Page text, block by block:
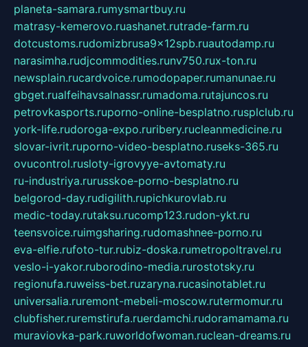
planeta-samara.rumysmartbuy.ru
matrasy-kemerovo.ruashanet.rutrade-farm.ru
dotcustoms.rudomizbrusa9x12spb.ruautodamp.ru
narasimha.rudjcommodities.runv750.rux-ton.ru
newsplain.rucardvoice.rumodopaper.rumanunae.ru
gbget.rualfeihavsalnassr.rumadoma.rutajuncos.ru
petrovkasports.ruporno-online-besplatno.rusplclub.ru
york-life.rudoroga-expo.ruribery.rucleanmedicine.ru
slovar-ivrit.ruporno-video-besplatno.ruseks-365.ru
ovucontrol.rusloty-igrovyye-avtomaty.ru
ru-industriya.rurusskoe-porno-besplatno.ru
belgorod-day.rudigilith.rupichkurovlab.ru
medic-today.rutaksu.rucomp123.rudon-ykt.ru
teensvoice.ruimgsharing.rudomashnee-porno.ru
eva-elfie.rufoto-tur.rubiz-doska.rumetropoltravel.ru
veslo-i-yakor.ruborodino-media.rurostotsky.ru
regionufa.ruweiss-bet.ruzaryna.rucasinotablet.ru
universalia.ruremont-mebeli-moscow.rutermomur.ru
clubfisher.ruremstirufa.ruerdamchi.rudoramamama.ru
muraviovka-park.ruworldofwoman.ruclean-dreams.ru